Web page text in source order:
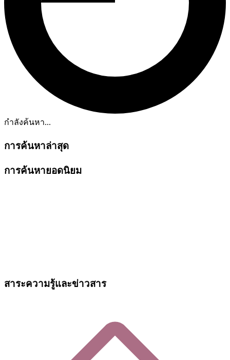
กำลังค้นหา...
การค้นหาล่าสุด
การค้นหายอดนิยม
สาระความรู้และข่าวสาร